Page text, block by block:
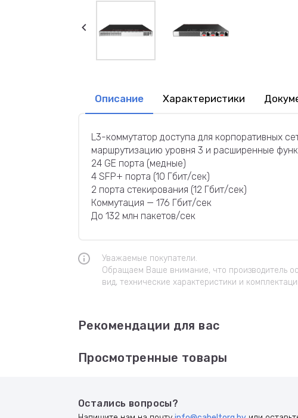
Описание Характеристики
L3-коммутатор доступа для корпоративных
маршрутизацию уровня 3 и расширенные
24 GE порта (медные)
4 SFP+ порта (10 Гбит/сек)
2 порта стекирования (12 Гбит/сек)
Коммутация — 176 Гбит/сек
До 132 млн пакетов/сек
Уважаемые покупатели.
Обращаем Ваше внимание, что производитель
вид, технические характеристики и
Рекомендации для вас
Просмотренные товары
Остались вопросы?